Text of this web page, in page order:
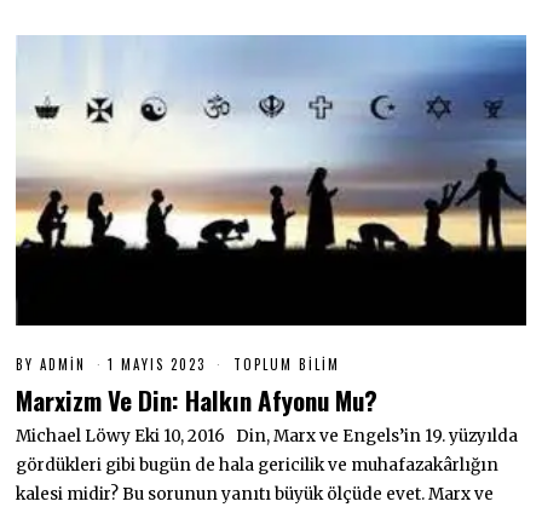
BYADMIN 1 MAYIS 2023
A
I
2
0
TOPLUM BILIM
Marxizm Ve Din: Halkın Afyonu Mu?
Michael Löwy Eki 10, 2016 Din, Marx ve Engels’in 19. yüzyılda
gördükleri gibi bugün de hala gericilik ve muhafazakârlığın
kalesi midir? Bu sorunun yanıtı büyük ölçüde evet. Marx ve